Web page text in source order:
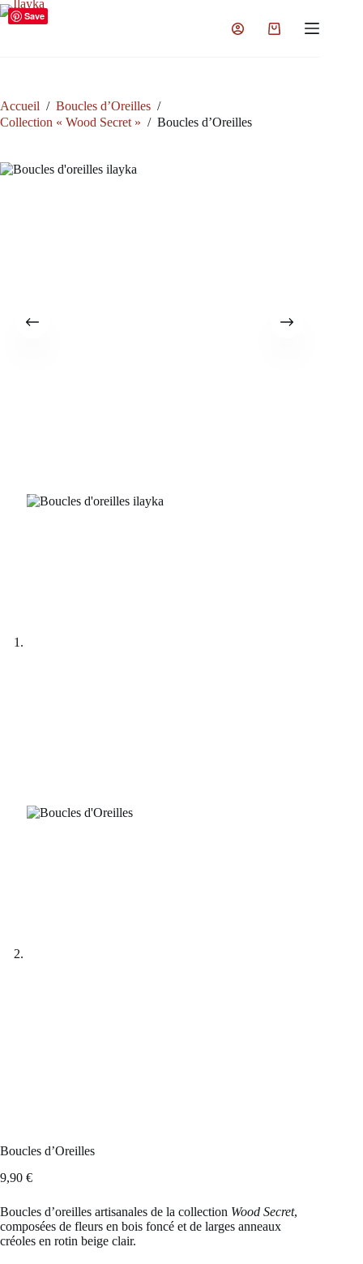
Passer
au
Panier
Accueil / Boucles d’Oreilles /
Collection « Wood Secret » / Boucles d’Oreilles
Save
Boucles d’Oreilles
9,90 €
Boucles d’oreilles artisanales de la collection Wood Secret,
composées de fleurs en bois foncé et de larges anneaux
créoles en rotin beige clair.